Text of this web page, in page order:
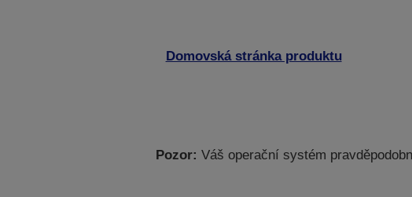
Domovská stránka produktu
Pozor: Váš operační systém